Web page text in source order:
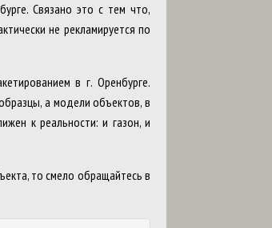
Связано это с тем что,
не рекламируется по
в г. Оренбурге.
а модели объектов, в
к реальности: и газон, и
то смело обращайтесь в